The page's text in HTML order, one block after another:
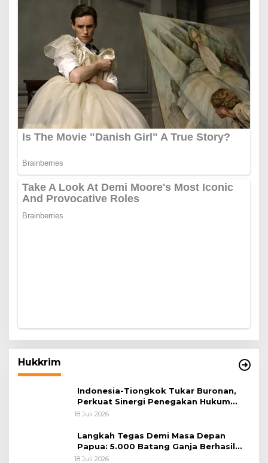
Hukkrim
Indonesia-Tiongkok Tukar Buronan,
Perkuat Sinergi Penegakan Hukum
Lintas Negara
18 Juli 2026
Langkah Tegas Demi Masa Depan
Papua: 5.000 Batang Ganja Berhasil
Diungkap Koops TNI Habema
18 Juli 2026